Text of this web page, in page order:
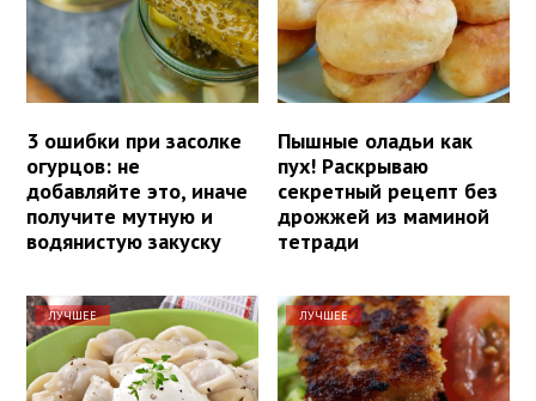
3 ошибки при засолке
огурцов: не
добавляйте это, иначе
получите мутную и
водянистую закуску
Пышные оладьи как
пух! Раскрываю
секретный рецепт без
дрожжей из маминой
тетради
ЛУЧШЕЕ ЛУЧШЕЕ